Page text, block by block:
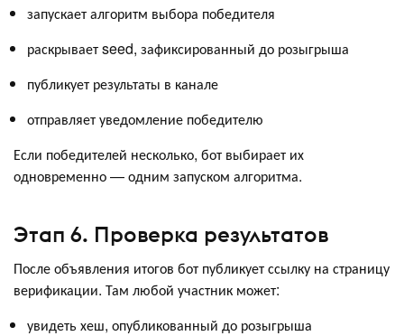
запускает алгоритм выбора победителя
раскрывает seed, зафиксированный до розыгрыша
публикует результаты в канале
отправляет уведомление победителю
Если победителей несколько, бот выбирает их
одновременно — одним запуском алгоритма.
Этап 6. Проверка результатов
После объявления итогов бот публикует ссылку на страницу
верификации. Там любой участник может:
увидеть хеш, опубликованный до розыгрыша